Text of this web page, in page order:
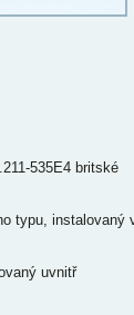
535E4 britské
typu, instalovaný
uvnitř